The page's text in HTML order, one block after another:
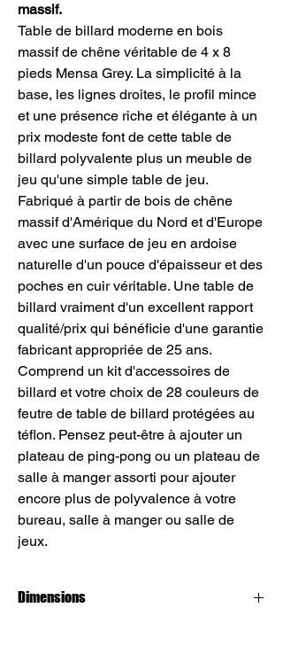
massif.
Table de billard moderne en bois
massif de chêne véritable de 4 x 8
pieds Mensa Grey. La simplicité à la
base, les lignes droites, le profil mince
et une présence riche et élégante à un
prix modeste font de cette table de
billard polyvalente plus un meuble de
jeu qu'une simple table de jeu.
Fabriqué à partir de bois de chêne
massif d'Amérique du Nord et d'Europe
avec une surface de jeu en ardoise
naturelle d'un pouce d'épaisseur et des
poches en cuir véritable. Une table de
billard vraiment d'un excellent rapport
qualité/prix qui bénéficie d'une garantie
fabricant appropriée de 25 ans.
Comprend un kit d'accessoires de
billard et votre choix de 28 couleurs de
feutre de table de billard protégées au
téflon. Pensez peut-être à ajouter un
plateau de ping-pong ou un plateau de
salle à manger assorti pour ajouter
encore plus de polyvalence à votre
bureau, salle à manger ou salle de
jeux.
Dimensions